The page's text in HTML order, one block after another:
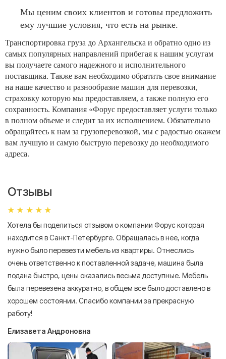
Мы ценим своих клиентов и готовы предложить
ему лучшие условия, что есть на рынке.
Транспортировка груза до Архангельска и обратно одно из
самых популярных направлений прибегая к нашим услугам
вы получаете самого надежного и исполнительного
поставщика. Также вам необходимо обратить свое внимание
на наше качество и разнообразие машин для перевозки,
страховку которую мы предоставляем, а также полную его
сохранность. Компания «Форус предоставляет услуги только
в полном объеме и следит за их исполнением. Обязательно
обращайтесь к нам за грузоперевозкой, мы с радостью окажем
вам лучшую и самую быструю перевозку до необходимого
адреса.
Отзывы
Хотела бы поделиться отзывом о компании Форус которая
находится в Санкт-Петербурге. Обращалась в нее, когда
нужно было перевезти мебель из квартиры. Отнеслись
очень ответственно к поставленной задаче, машина была
подана быстро, цены оказались весьма доступные. Мебель
была перевезена аккуратно, в общем все было доставлено в
хорошем состоянии. Спасибо компании за прекрасную
работу!
Елизавета Андроновна